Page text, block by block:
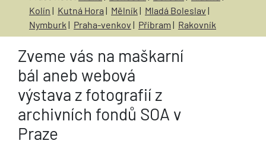
Kolín | Kutná Hora | Mělník | Mladá Boleslav |
Nymburk | Praha-venkov | Příbram | Rakovník
Zveme vás na maškarní
bál aneb webová
výstava z fotografií z
archivních fondů SOA v
Praze